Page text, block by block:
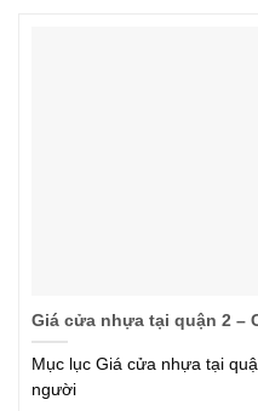
Giá cửa nhựa tại quận 2 –
Mục lục Giá cửa nhựa tại
người